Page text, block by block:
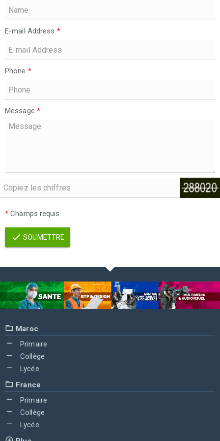
E-mail Address *
Phone *
Message *
* Champs requis
SOUMETTRE
Maroc
Primaire
Collège
Lycée
France
Primaire
Collège
Lycée